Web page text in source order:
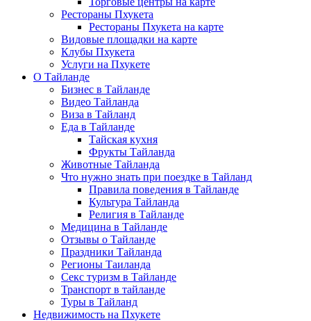
Рестораны Пхукета
Рестораны Пхукета на карте
Видовые площадки на карте
Клубы Пхукета
Услуги на Пхукете
О Тайланде
Бизнес в Тайланде
Видео Тайланда
Виза в Тайланд
Еда в Тайланде
Тайская кухня
Фрукты Тайланда
Животные Тайланда
Что нужно знать при поездке в Тайланд
Правила поведения в Тайланде
Культура Тайланда
Религия в Тайланде
Медицина в Тайланде
Отзывы о Тайланде
Праздники Тайланда
Регионы Таиланда
Секс туризм в Тайланде
Транспорт в тайланде
Туры в Тайланд
Недвижимость на Пхукете